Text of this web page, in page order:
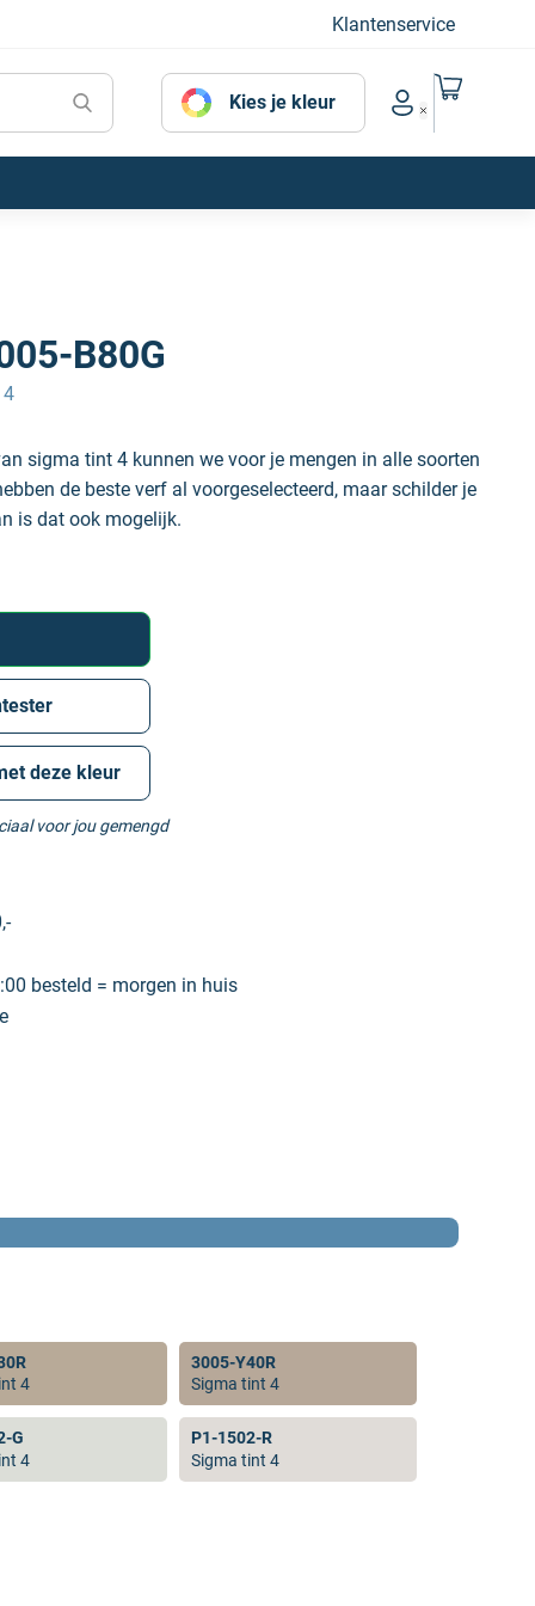
Klantenservice
Kies je kleur
Account menu
Naar mijn
B80G
sigma tint 4 kunnen we voor je mengen in alle soorten
de beste verf al voorgeselecteerd, maar schilder je
is dat ook mogelijk.
deze kleur
voor jou gemengd
besteld = morgen in huis
4
3005-Y40R
Sigma tint 4
G
4
P1-1502-R
Sigma tint 4